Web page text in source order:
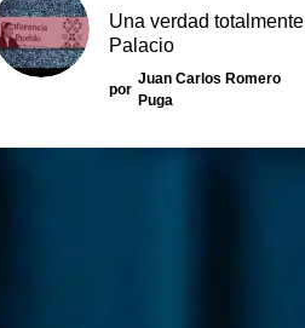
Una verdad totalmente
Palacio
por
Juan Carlos Romero
Puga